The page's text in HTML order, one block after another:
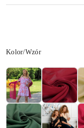
Wariant
Kolor/Wzór